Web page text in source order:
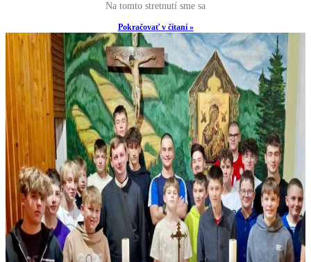
Na tomto stretnutí sme sa
Pokračovať v čítaní »